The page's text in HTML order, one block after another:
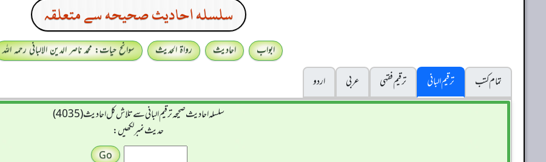
سلسله احاديث صحيحه سے متعلقہ
ابواب احادیث رواۃ الحدیث
سوانح حیات: محمد ناصر الدین الالبانی رحمہ اللہ
تمام کتب
ترقیم البانی ترقيم فقہی عربی
اردو
سلسله احاديث صحيحه ترقیم البانی سے تلاش کل احادیث (4035)
حدیث نمبر لکھیں: